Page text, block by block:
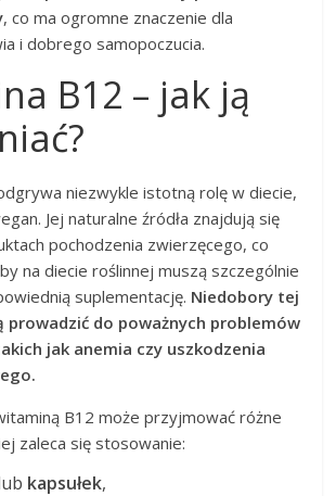
, co ma ogromne znaczenie dla
i dobrego samopoczucia.
B12 – jak ją
niezwykle istotną rolę w diecie,
Jej naturalne źródła znajdują się
pochodzenia zwierzęcego, co
na diecie roślinnej muszą szczególnie
suplementację. Niedobory tej
do poważnych problemów
jak anemia czy uszkodzenia
B12 może przyjmować różne
zaleca się stosowanie:
kapsułek,